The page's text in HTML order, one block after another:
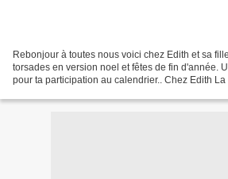
Rebonjour à toutes nous voici chez Edith et sa
torsades en version noel et fêtes de fin d'année.
pour ta participation au calendrier.. Chez Edith La